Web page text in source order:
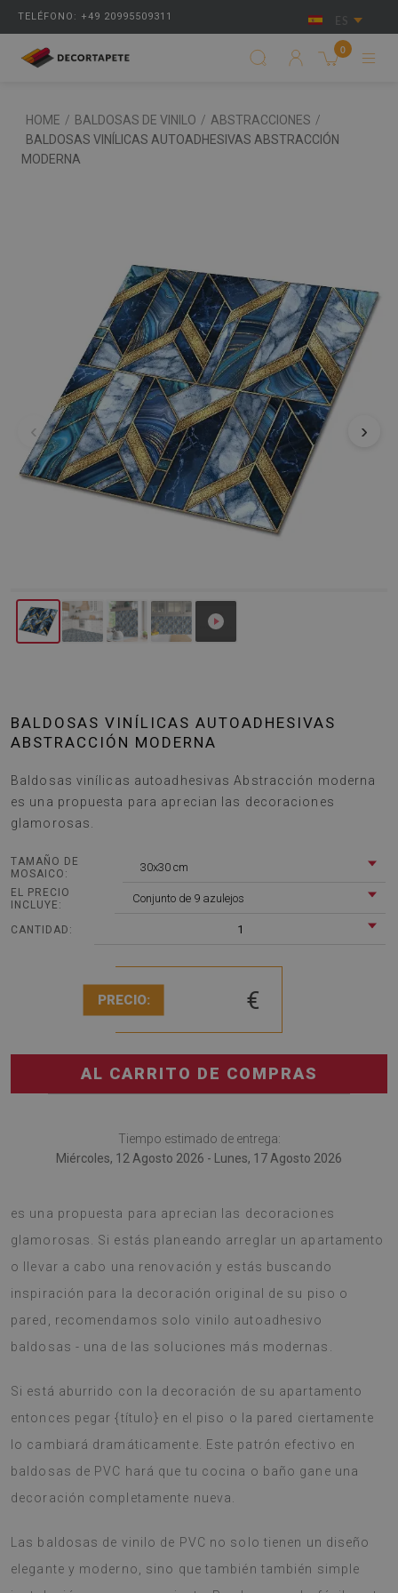
TELÉFONO: +49 20995509311 ES
0
HOME / BALDOSAS DE VINILO / ABSTRACCIONES /
BALDOSAS VINÍLICAS AUTOADHESIVAS ABSTRACCIÓN
MODERNA
‹ ›
BALDOSAS VINÍLICAS AUTOADHESIVAS
ABSTRACCIÓN MODERNA
Baldosas vinílicas autoadhesivas Abstracción moderna
es una propuesta para aprecian las decoraciones
glamorosas.
TAMAÑO DE
MOSAICO:
30x30 cm
EL PRECIO
INCLUYE:
Conjunto de 9 azulejos
CANTIDAD: 1
PRECIO: €
AL CARRITO DE COMPRAS
Tiempo estimado de entrega:
Miércoles, 12 Agosto 2026 - Lunes, 17 Agosto 2026
es una propuesta para aprecian las decoraciones
glamorosas. Si estás planeando arreglar un apartamento
o llevar a cabo una renovación y estás buscando
inspiración para la decoración original de su piso o
pared, recomendamos solo vinilo autoadhesivo
baldosas - una de las soluciones más modernas.
Si está aburrido con la decoración de su apartamento
entonces pegar {título} en el piso o la pared ciertamente
lo cambiará dramáticamente. Este patrón efectivo en
baldosas de PVC hará que tu cocina o baño gane una
decoración completamente nueva.
Las baldosas de vinilo de PVC no solo tienen un diseño
elegante y moderno, sino que también también simple